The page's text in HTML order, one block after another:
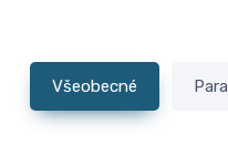
Všeobecné